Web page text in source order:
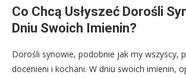
Co Chcą Usłyszeć Dorośli
Dniu Swoich Imienin?
Dorośli synowie, podobnie jak my wszyscy,
docenieni i kochani. W dniu swoich imienin,